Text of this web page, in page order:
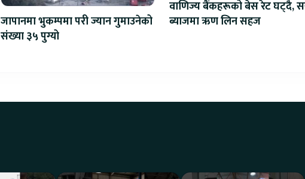
जापानमा भुकम्पमा परी ज्यान गुमाउनेको
संख्या ३५ पुग्यो
वाणिज्य बैंकहरूको बेस रेट घट्दै,
ब्याजमा ऋण लिन सहज